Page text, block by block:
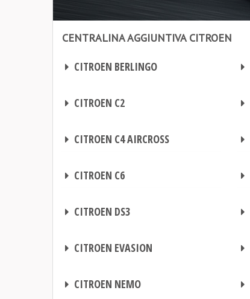
CENTRALINA AGGIUNTIVA CITROEN
CITROEN BERLINGO
CITROEN C2
CITROEN C4 AIRCROSS
CITROEN C6
CITROEN DS3
CITROEN EVASION
CITROEN NEMO